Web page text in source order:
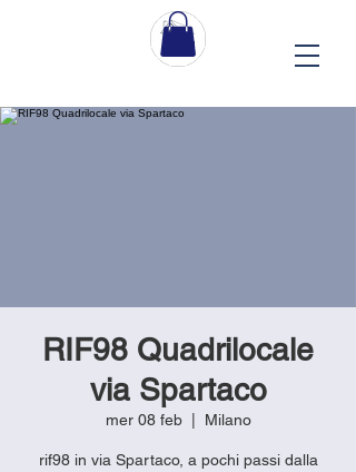
RIF98 Quadrilocale
via Spartaco
mer 08 feb
  |
Milano
rif98 in via Spartaco, a pochi passi dalla